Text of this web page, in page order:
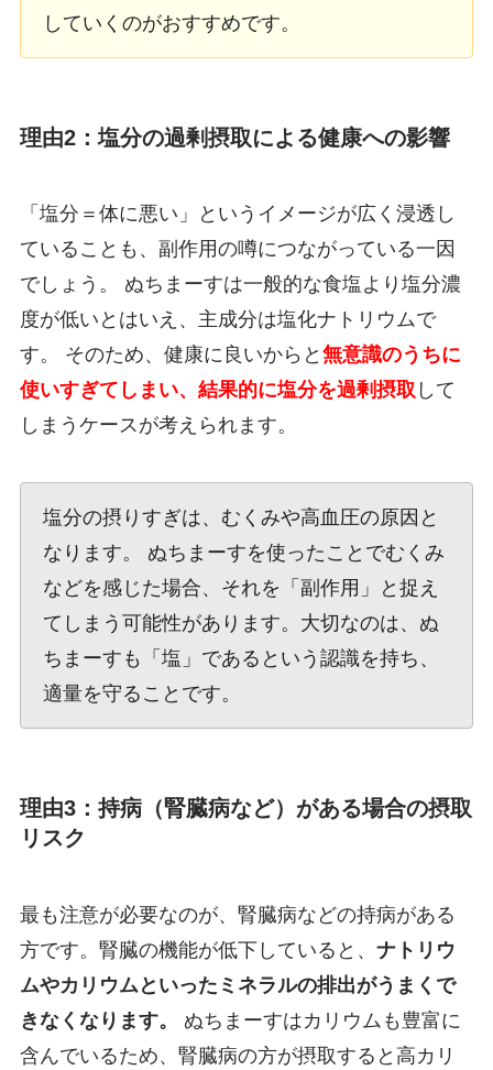
していくのがおすすめです。
理由2：塩分の過剰摂取による健康への影響
「塩分＝体に悪い」というイメージが広く浸透し
ていることも、副作用の噂につながっている一因
でしょう。 ぬちまーすは一般的な食塩より塩分濃
度が低いとはいえ、主成分は塩化ナトリウムで
す。 そのため、健康に良いからと 無意識のうちに
使いすぎてしまい、結果的に塩分を過剰摂取 して
しまうケースが考えられます。
塩分の摂りすぎは、むくみや高血圧の原因と
なります。 ぬちまーすを使ったことでむくみ
などを感じた場合、それを「副作用」と捉え
てしまう可能性があります。大切なのは、ぬ
ちまーすも「塩」であるという認識を持ち、
適量を守ることです。
理由3：持病（腎臓病など）がある場合の摂取
リスク
最も注意が必要なのが、腎臓病などの持病がある
方です。腎臓の機能が低下していると、 ナトリウ
ムやカリウムといったミネラルの排出がうまくで
きなくなります。
ぬちまーすはカリウムも豊富に
含んでいるため、腎臓病の方が摂取すると高カリ